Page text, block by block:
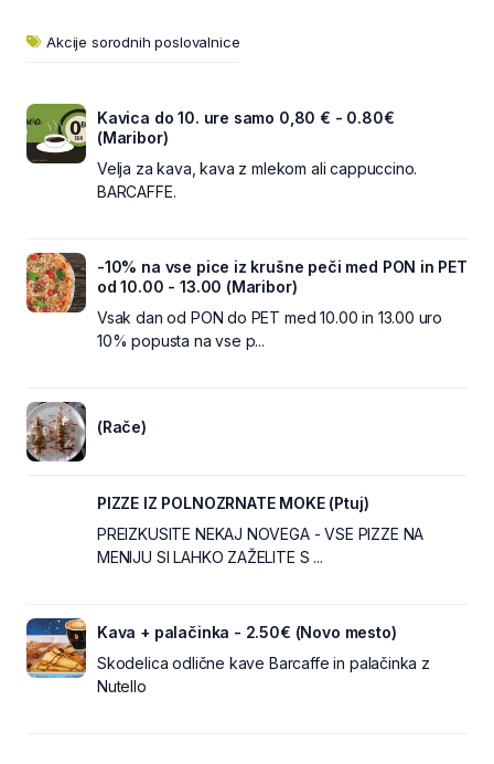
Akcije sorodnih poslovalnice
Kavica do 10. ure samo 0,80 € - 0.80€
(Maribor)
Velja za kava, kava z mlekom ali cappuccino.
BARCAFFE.
-10% na vse pice iz krušne peči med PON in PET
od 10.00 - 13.00 (Maribor)
Vsak dan od PON do PET med 10.00 in 13.00 uro
10% popusta na vse p...
(Rače)
PIZZE IZ POLNOZRNATE MOKE (Ptuj)
PREIZKUSITE NEKAJ NOVEGA - VSE PIZZE NA
MENIJU SI LAHKO ZAŽELITE S ...
Kava + palačinka - 2.50€ (Novo mesto)
Skodelica odlične kave Barcaffe in palačinka z
Nutello